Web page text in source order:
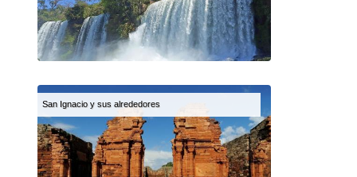
San Ignacio y sus alrededores